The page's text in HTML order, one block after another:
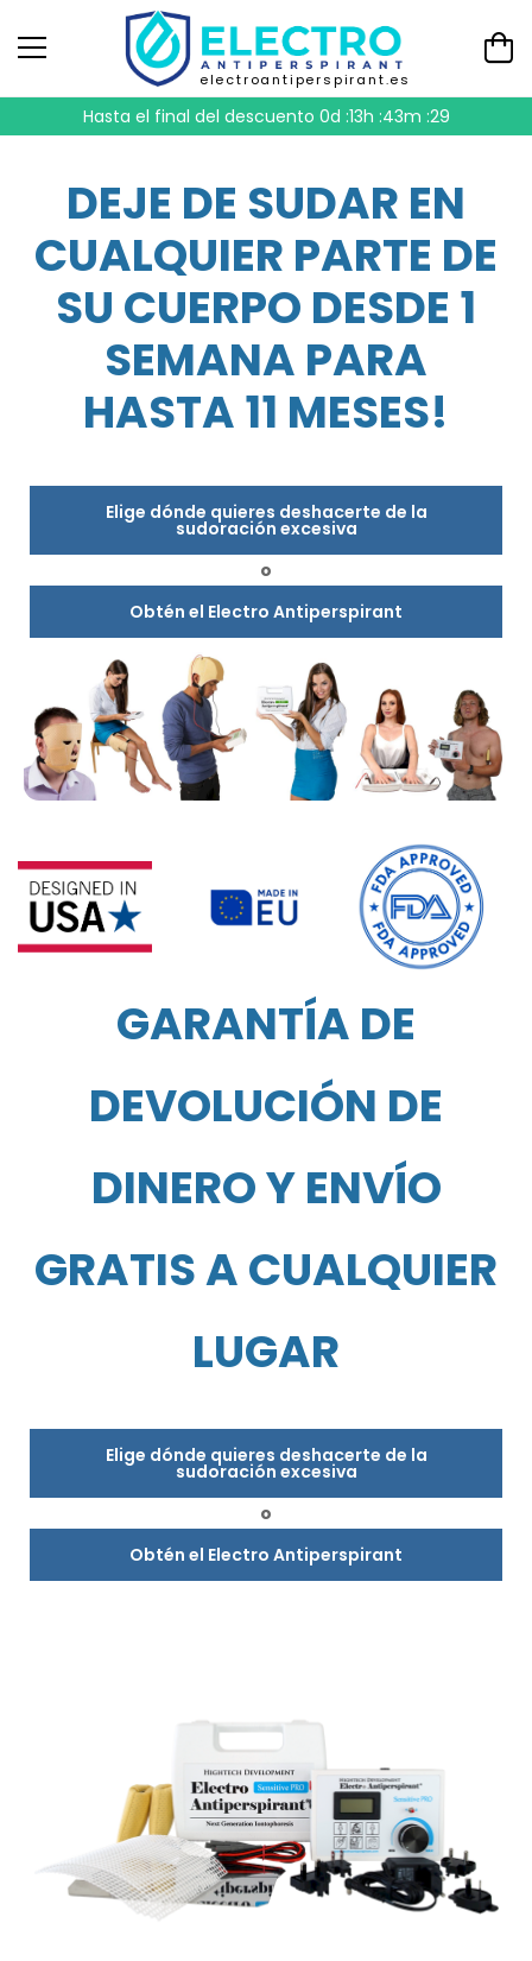
electroantiperspirant.es
Hasta el final del descuento 0d :13h :43m :28
DEJE DE SUDAR EN
CUALQUIER PARTE DE
SU CUERPO DESDE 1
SEMANA PARA
HASTA 11 MESES!
Elige dónde quieres deshacerte de la
sudoración excesiva
o
Obtén el Electro Antiperspirant
GARANTÍA DE
DEVOLUCIÓN DE
DINERO Y ENVÍO
GRATIS A CUALQUIER
LUGAR
Elige dónde quieres deshacerte de la
sudoración excesiva
o
Obtén el Electro Antiperspirant